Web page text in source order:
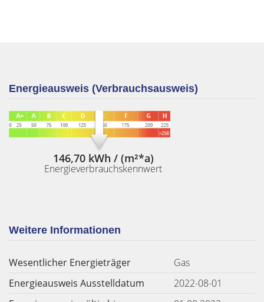
Energieausweis (Verbrauchsausweis)
146,70 kWh / (m²*a)
Energieverbrauchskennwert
Weitere Informationen
Wesentlicher Energieträger
Gas
Energieausweis Ausstelldatum
2022-08-01